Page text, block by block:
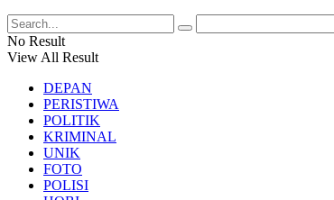
No Result
View All Result
DEPAN
PERISTIWA
POLITIK
KRIMINAL
UNIK
FOTO
POLISI